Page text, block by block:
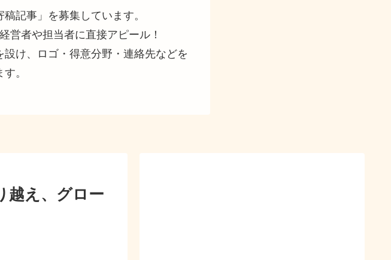
記事」を募集しています。
営者や担当者に直接アピール！
け、ロゴ・得意分野・連絡先などを
。
越え、グロー